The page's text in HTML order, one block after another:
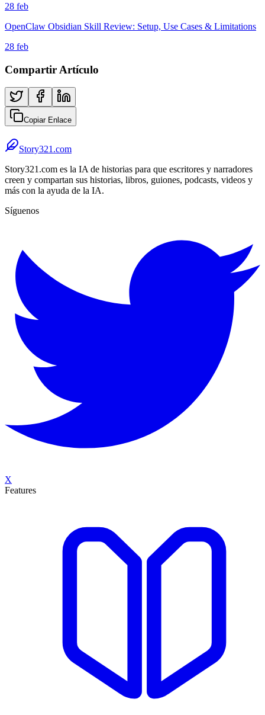
28 feb
OpenClaw Obsidian Skill Review: Setup, Use Cases & Limitations
28 feb
Compartir Artículo
Copiar Enlace
Story321.com
Story321.com es la IA de historias para que escritores y narradores
creen y compartan sus historias, libros, guiones, podcasts, videos y
más con la ayuda de la IA.
Síguenos
X
Features